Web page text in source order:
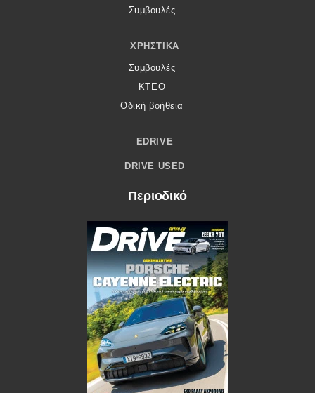
Συμβουλές
ΧΡΗΣΤΙΚΆ
Συμβουλές
ΚΤΕΟ
Οδική βοήθεια
EDRIVE
DRIVE USED
Περιοδικό